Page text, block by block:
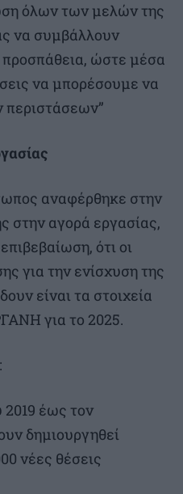
όλων των μελών της
να συμβάλλουν
προσπάθεια, ώστε μέσα
να μπορέσουμε να
αναφέρθηκε στην
στην αγορά εργασίας,
ότι οι
για την ενίσχυση της
είναι τα στοιχεία
για το 2025.
2019 έως τον
δημιουργηθεί
νέες θέσεις